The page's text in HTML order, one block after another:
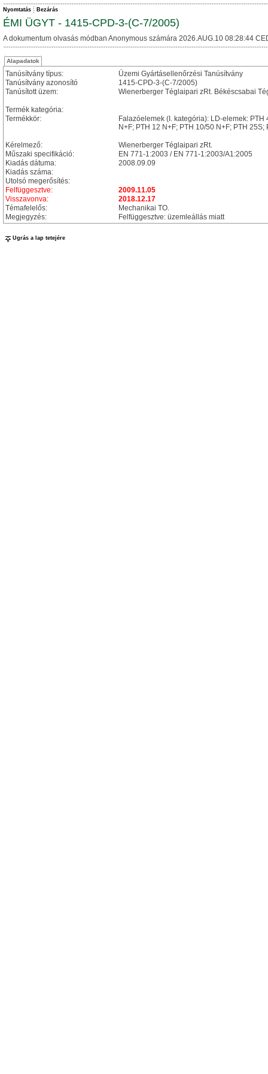
Nyomtatás Bezárás
ÉMI ÜGYT - 1415-CPD-3-(C-7/2005)
A dokumentum olvasás módban Anonymous számára 2026.AUG.10 08:28:44
Alapadatok
Tanúsítvány típus:
Üzemi Gyártásellenőrzési Tanúsítvány
Tanúsítvány azonosító
1415-CPD-3-(C-7/2005)
Tanúsított üzem:
Wienerberger Téglaipari zRt. Békéscsabai
Termék kategória:
Termékkör:
Falazóelemek (I. kategória): LD-elemek: PTH
N+F; PTH 12 N+F; PTH 10/50 N+F; PTH
Kérelmező:
Wienerberger Téglaipari zRt.
Műszaki specifikáció:
EN 771-1:2003 / EN 771-1:2003/A1:2005
Kiadás dátuma:
2008.09.09
Kiadás száma:
Utolsó megerősítés:
Felfüggesztve:
2009.11.05
Visszavonva:
2018.12.17
Témafelelős:
Mechanikai TO.
Megjegyzés:
Felfüggesztve: üzemleállás miatt
Ugrás a lap tetejére